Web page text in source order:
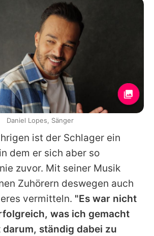
ist der Schlager ein
dem er sich aber so
zuvor. Mit seiner Musik
Zuhörern deswegen auch
vermitteln. "Es war nicht
was ich gemacht
darum, ständig dabei zu
Daniel Lopes, Sänger